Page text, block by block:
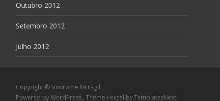
Outubro 2012
Setembro 2012
Julho 2012
Copyright © Síndrome X-Frágil
Powered by WordPress , Theme i-excel by TemplatesNext.